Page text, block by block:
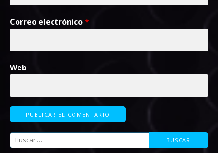
Correo electrónico*
Web
Buscar: